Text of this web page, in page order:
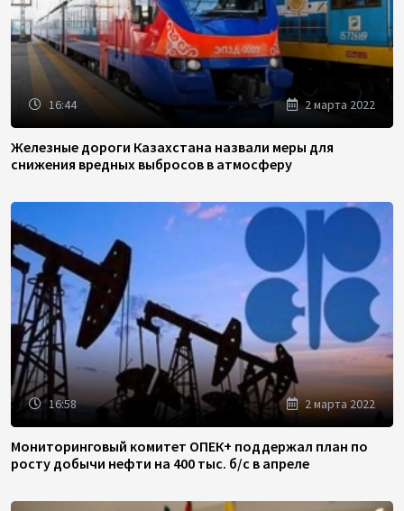
16:44 2 марта 2022
Железные дороги Казахстана назвали меры для
снижения вредных выбросов в атмосферу
16:58 2 марта 2022
Мониторинговый комитет ОПЕК+ поддержал план по
росту добычи нефти на 400 тыс. б/с в апреле